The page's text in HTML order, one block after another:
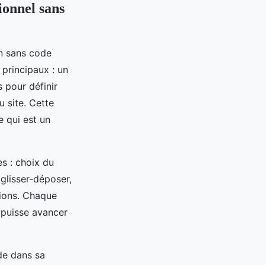
sans
sans code
: un
pour définir
site. Cette
qui est un
: choix du
déposer,
Chaque
avancer
dans sa